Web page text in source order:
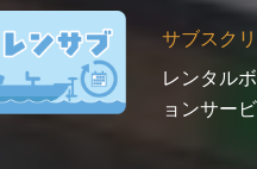
サブスク
レンタル
ョンサー